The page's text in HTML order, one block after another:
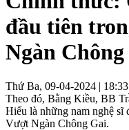
đầu tiên
Ngàn
Thứ Ba, 09-04-2024 |
Theo đó, Bằng Kiều, BB
Hiếu là những nam nghệ sĩ
Vượt Ngàn Chông Gai.